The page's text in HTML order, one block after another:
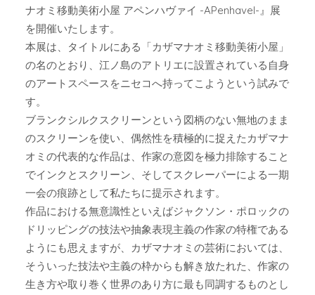
ナオミ移動美術小屋 アペンハヴァイ -APenhaveI-』展
を開催いたします。
本展は、タイトルにある「カザマナオミ移動美術小屋」
の名のとおり、江ノ島のアトリエに設置されている自身
のアートスペースをニセコへ持ってこようという試みで
す。
ブランクシルクスクリーンという図柄のない無地のまま
のスクリーンを使い、偶然性を積極的に捉えたカザマナ
オミの代表的な作品は、作家の意図を極力排除すること
でインクとスクリーン、そしてスクレーパーによる一期
一会の痕跡として私たちに提示されます。
作品における無意識性といえばジャクソン・ポロックの
ドリッピングの技法や抽象表現主義の作家の特権である
ようにも思えますが、カザマナオミの芸術においては、
そういった技法や主義の枠からも解き放たれた、作家の
生き方や取り巻く世界のあり方に最も同調するものとし